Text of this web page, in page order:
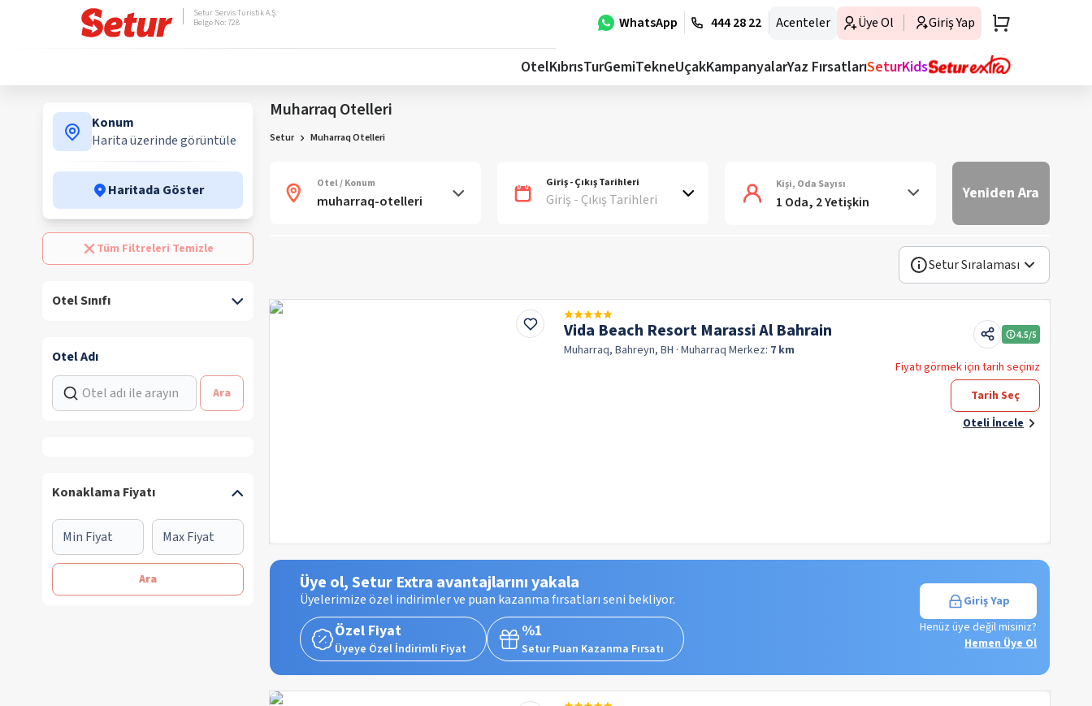
WhatsApp 444 28 22 Acenteler Üye Ol Giriş Yap
Setur Servis Turistik A.Ş.
Belge No: 728
OtelKıbrısTurGemiTekneUçakKampanyalarYaz FırsatlarıSeturKids
Konum
Harita üzerinde görüntüle
Haritada Göster
Tüm Filtreleri Temizle
Otel Sınıfı
Otel Adı
Ara
Konaklama Fiyatı
Ara
Muharraq Otelleri
Setur Muharraq Otelleri
Otel / Konum Giriş - Çıkış Tarihleri
Giriş - Çıkış Tarihleri
Kişi, Oda Sayısı
1 Oda, 2 Yetişkin Yeniden Ara
Setur Sıralaması
Vida Beach Resort Marassi Al Bahrain
Muharraq, Bahreyn, BH · Muharraq Merkez: 7 km
4.5/5
Fiyatı görmek için tarih seçiniz
Tarih Seç
Oteli İncele
Üye ol, Setur Extra avantajlarını yakala
Üyelerimize özel indirimler ve puan kazanma fırsatları seni bekliyor.
Özel Fiyat
Üyeye Özel İndirimli Fiyat
%1
Setur Puan Kazanma Fırsatı
Giriş Yap
Henüz üye değil misiniz?
Hemen Üye Ol